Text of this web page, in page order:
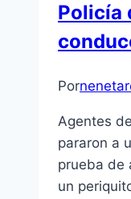
Policía
Por
Agentes
pararon a
prueba de
un